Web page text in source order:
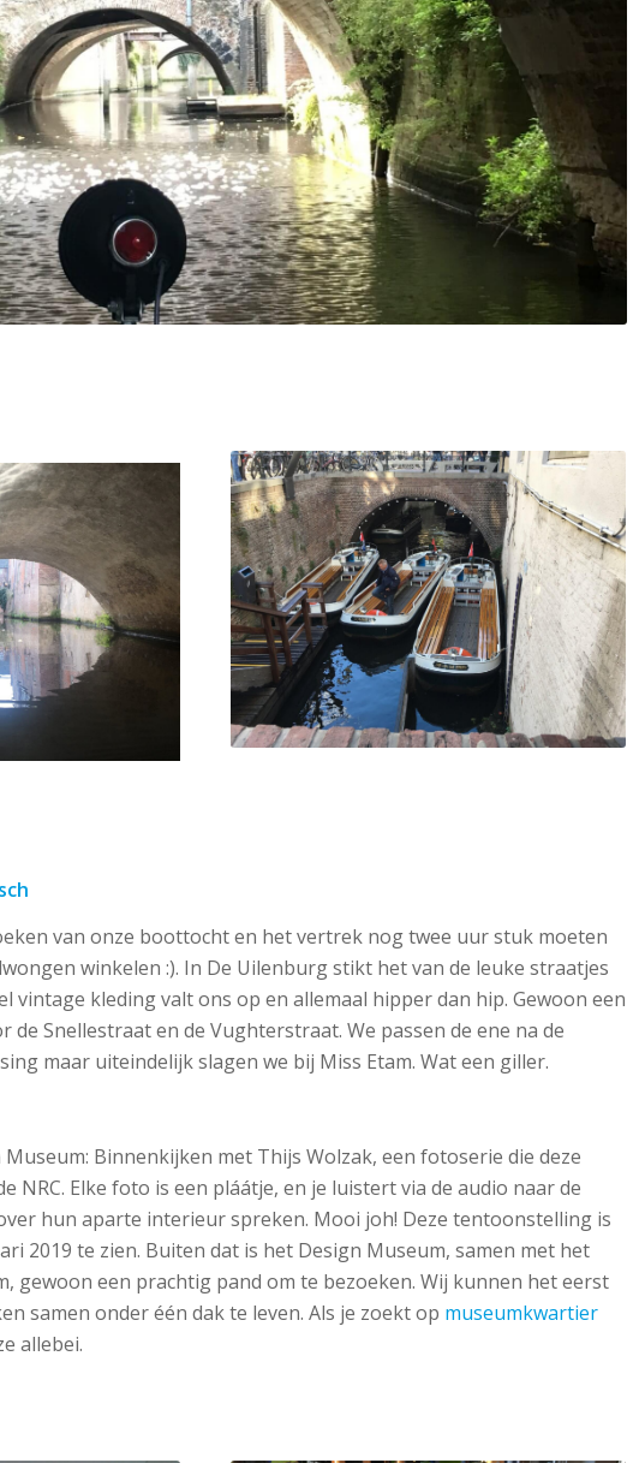
van onze boottocht en het vertrek nog twee uur stuk moeten
winkelen :). In De Uilenburg stikt het van de leuke straatjes
vintage kleding valt ons op en allemaal hipper dan hip. Gewoon een
de Snellestraat en de Vughterstraat. We passen de ene na de
maar uiteindelijk slagen we bij Miss Etam. Wat een giller.
Binnenkijken met Thijs Wolzak, een fotoserie die deze
NRC. Elke foto is een pláátje, en je luistert via de audio naar de
hun aparte interieur spreken. Mooi joh! Deze tentoonstelling is
2019 te zien. Buiten dat is het Design Museum, samen met het
gewoon een prachtig pand om te bezoeken. Wij kunnen het eerst
samen onder één dak te leven. Als je zoekt op museumkwartier
allebei.